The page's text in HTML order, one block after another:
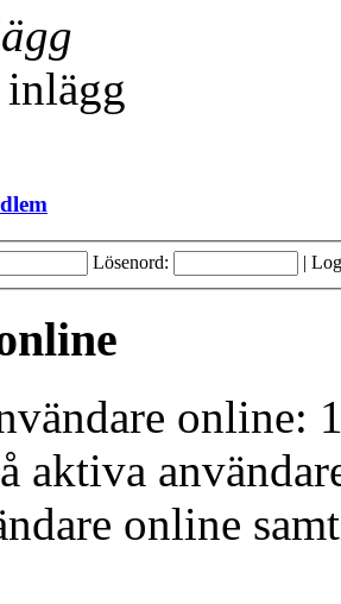
Lösenord: |
online:
aktiva
online